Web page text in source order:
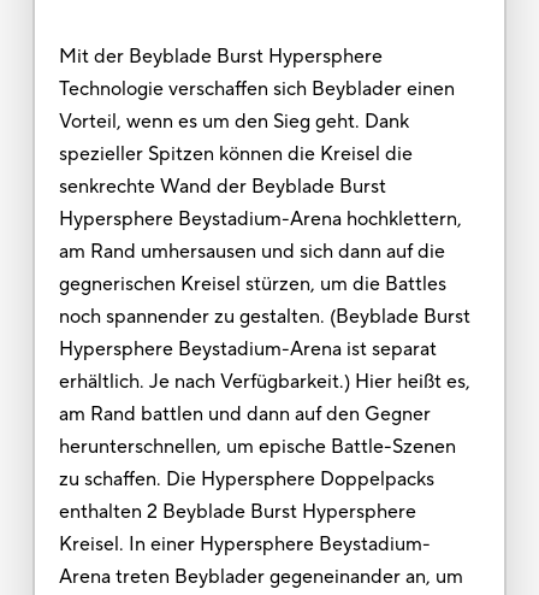
Mit der Beyblade Burst Hypersphere
Technologie verschaffen sich Beyblader einen
Vorteil, wenn es um den Sieg geht. Dank
spezieller Spitzen können die Kreisel die
senkrechte Wand der Beyblade Burst
Hypersphere Beystadium-Arena hochklettern,
am Rand umhersausen und sich dann auf die
gegnerischen Kreisel stürzen, um die Battles
noch spannender zu gestalten. (Beyblade Burst
Hypersphere Beystadium-Arena ist separat
erhältlich. Je nach Verfügbarkeit.) Hier heißt es,
am Rand battlen und dann auf den Gegner
herunterschnellen, um epische Battle-Szenen
zu schaffen. Die Hypersphere Doppelpacks
enthalten 2 Beyblade Burst Hypersphere
Kreisel. In einer Hypersphere Beystadium-
Arena treten Beyblader gegeneinander an, um